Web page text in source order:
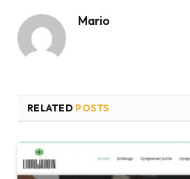
Mario
RELATED POSTS